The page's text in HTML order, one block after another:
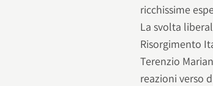
ricchissime
La svolta
Risorgimento
Terenzio
reazioni verso